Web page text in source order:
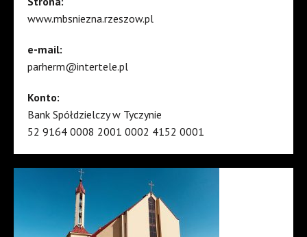
www.mbsniezna.rzeszow.pl
e-mail:
parherm@intertele.pl
Konto:
Bank Spółdzielczy w Tyczynie
52 9164 0008 2001 0002 4152 0001